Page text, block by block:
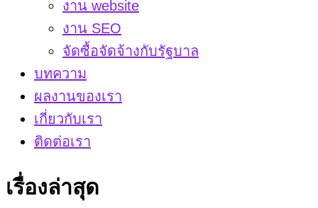
งาน website
งาน SEO
จัดซื้อจัดจ้างกับรัฐบาล
บทความ
ผลงานของเรา
เกี่ยวกับเรา
ติดต่อเรา
เรื่องล่าสุด